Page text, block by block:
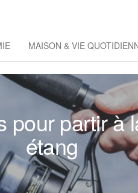
MAISON & VIE
partir à
étang